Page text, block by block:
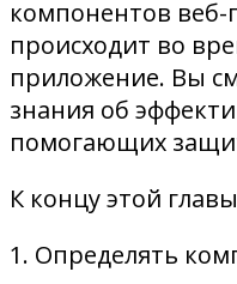
компонентов
происходит во
приложение. Вы
знания об
помогающих
К концу этой
1. Определять